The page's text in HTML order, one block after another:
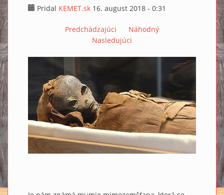
Pridal KEMET.sk 16. august 2018 - 0:31
Predchádzajúci
Náhodný
Nasledujúci